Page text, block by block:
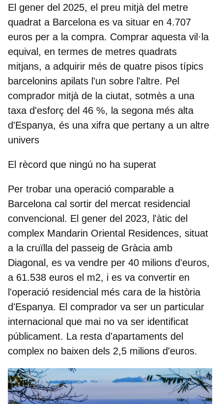
El gener del 2025, el preu mitjà del metre
quadrat a Barcelona es va situar en 4.707
euros per a la compra. Comprar aquesta vil·la
equival, en termes de metres quadrats
mitjans, a adquirir més de quatre pisos típics
barcelonins apilats l'un sobre l'altre. Pel
comprador mitjà de la ciutat, sotmès a una
taxa d'esforç del 46 %, la segona més alta
d'Espanya, és una xifra que pertany a un altre
univers
El rècord que ningú no ha superat
Per trobar una operació comparable a
Barcelona cal sortir del mercat residencial
convencional. El gener del 2023, l'àtic del
complex Mandarin Oriental Residences, situat
a la cruïlla del passeig de Gràcia amb
Diagonal, es va vendre per 40 milions d'euros,
a 61.538 euros el m2, i es va convertir en
l'operació residencial més cara de la història
d'Espanya. El comprador va ser un particular
internacional que mai no va ser identificat
públicament. La resta d'apartaments del
complex no baixen dels 2,5 milions d'euros.